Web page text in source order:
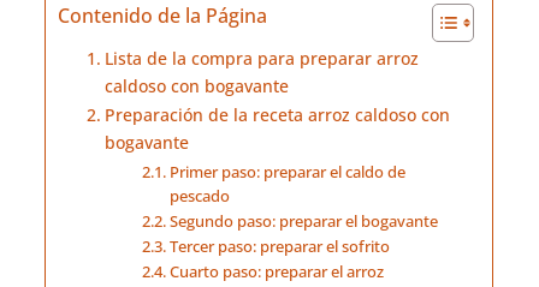
Contenido de la Página
Lista de la compra para preparar arroz
caldoso con bogavante
Preparación de la receta arroz caldoso con
bogavante
Primer paso: preparar el caldo de
pescado
Segundo paso: preparar el bogavante
Tercer paso: preparar el sofrito
Cuarto paso: preparar el arroz